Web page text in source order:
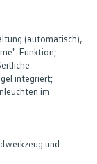
(automatisch),
Funktion;
integriert;
im
und